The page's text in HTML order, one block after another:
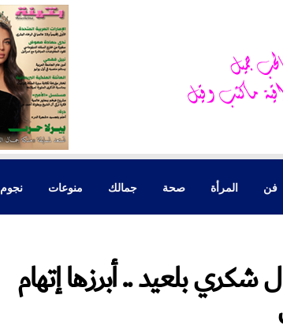
فن المرأة صحة جمالك منوعات نجوم
بلعيد .. أبرزها إتهام